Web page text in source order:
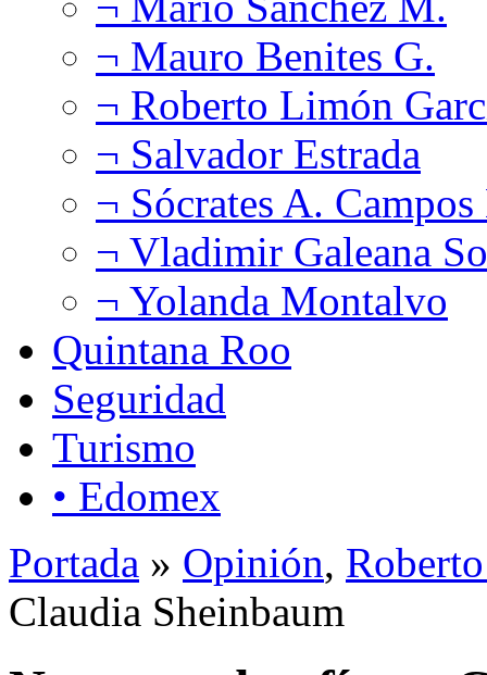
¬ Mauro Benites G.
¬ Roberto Limón
¬ Salvador Estrada
¬ Sócrates A.
¬ Vladimir Galeana
¬ Yolanda Montalvo
Quintana Roo
Seguridad
Turismo
• Edomex
Portada » Opinión,
Claudia Sheinbaum